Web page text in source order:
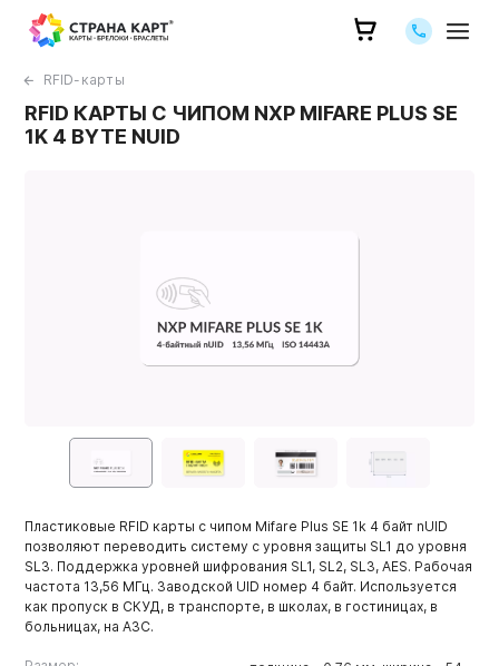
Позвоните
RFID-карты
RFID КАРТЫ С ЧИПОМ NXP MIFARE PLUS SE
1K 4 BYTE NUID
Пластиковые RFID карты с чипом Mifare Plus SE 1k 4 байт nUID
позволяют переводить систему с уровня защиты SL1 до уровня
SL3. Поддержка уровней шифрования SL1, SL2, SL3, AES. Рабочая
частота 13,56 МГц. Заводской UID номер 4 байт. Используется
как пропуск в СКУД, в транспорте, в школах, в гостиницах, в
больницах, на АЗС.